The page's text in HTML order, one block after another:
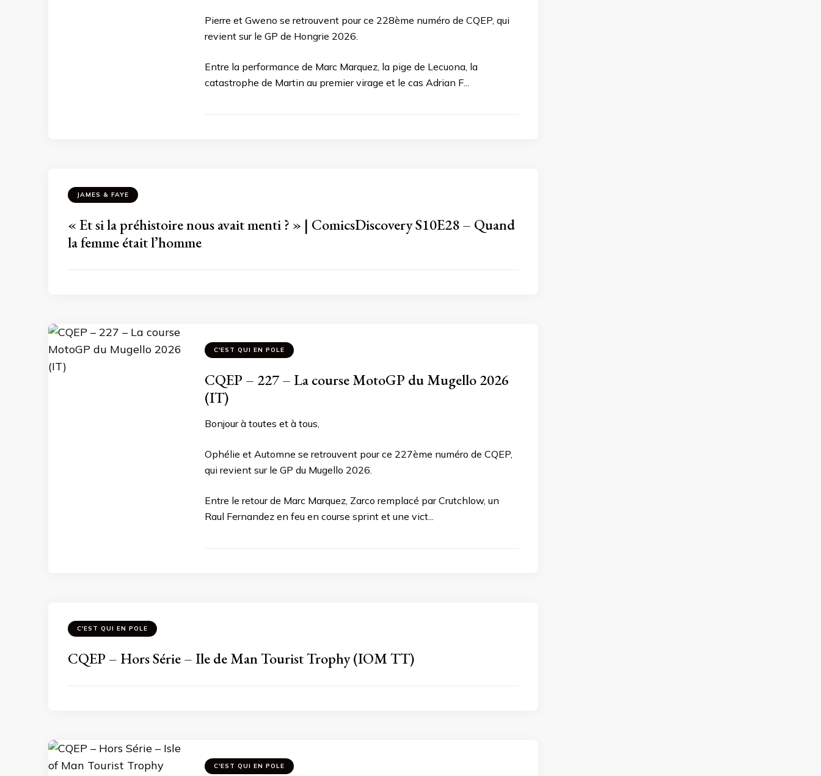
Pierre et Gweno se retrouvent pour ce 228ème numéro de CQEP, qui
revient sur le GP de Hongrie 2026.
Entre la performance de Marc Marquez, la pige de Lecuona, la
catastrophe de Martin au premier virage et le cas Adrian F...
JAMES & FAYE
« Et si la préhistoire nous avait menti ? » | ComicsDiscovery S10E28 – Quand
la femme était l’homme
C'EST QUI EN POLE
CQEP – 227 – La course MotoGP du Mugello 2026
(IT)
Bonjour à toutes et à tous,
Ophélie et Automne se retrouvent pour ce 227ème numéro de CQEP,
qui revient sur le GP du Mugello 2026.
Entre le retour de Marc Marquez, Zarco remplacé par Crutchlow, un
Raul Fernandez en feu en course sprint et une vict...
C'EST QUI EN POLE
CQEP – Hors Série – Ile de Man Tourist Trophy (IOM TT)
C'EST QUI EN POLE